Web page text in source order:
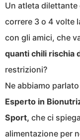
Un atleta dilettante
correre 3 o 4 volte
con gli amici, che
quanti chili rischia
restrizioni?
Ne abbiamo
Esperto in
Sport, che ci
alimentazione per